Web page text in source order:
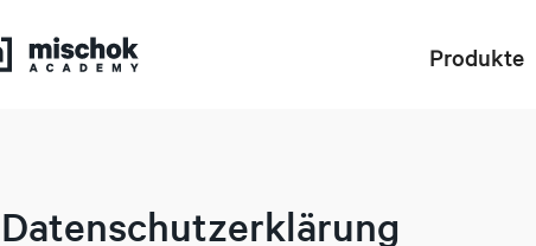
Produkte
Datenschutz­erklärung